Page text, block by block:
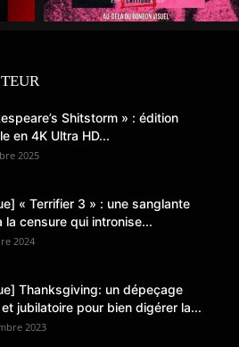
Shitstorm » : édition
en 4K Ultra HD...
2025
« Terrifier 3 » : une sanglante
la censure qui intronise...
2024
Thanksgiving: un dépeçage
jubilatoire pour bien digérer la...
2023